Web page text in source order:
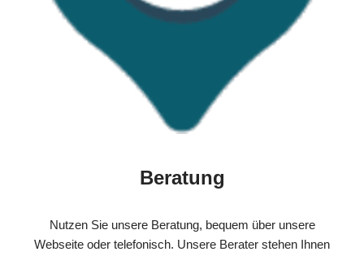
Beratung
Nutzen Sie unsere Beratung, bequem über unsere
Webseite oder telefonisch. Unsere Berater stehen Ihnen